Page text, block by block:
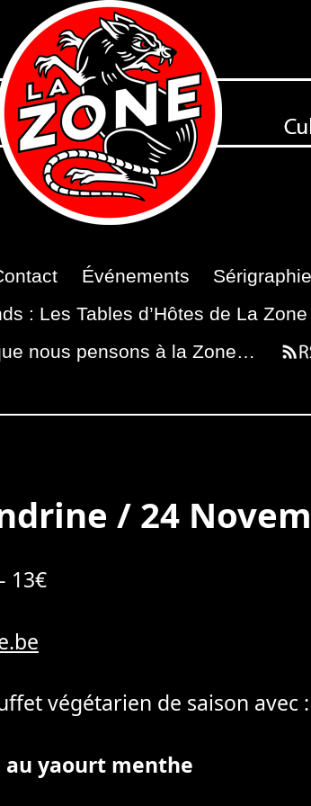
Événements
Sérigraphie
: Les Tables d’Hôtes de La Zone
nous pensons à la Zone…
/ 24
13€
végétarien de saison avec :
au yaourt menthe